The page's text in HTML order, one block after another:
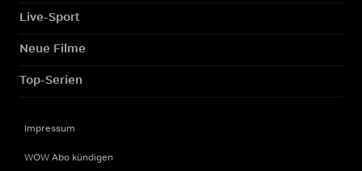
Live-Sport
Neue Filme
Top-Serien
Impressum
WOW Abo kündigen